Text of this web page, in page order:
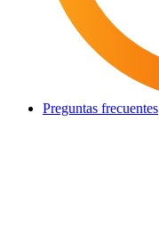
Preguntas frecuentes